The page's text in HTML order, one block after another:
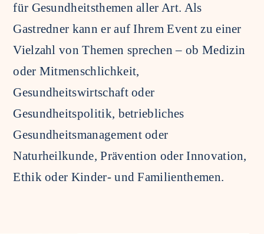
für Gesundheitsthemen aller Art. Als
Gastredner kann er auf Ihrem Event zu einer
Vielzahl von Themen sprechen – ob Medizin
oder Mitmenschlichkeit,
Gesundheitswirtschaft oder
Gesundheitspolitik, betriebliches
Gesundheitsmanagement oder
Naturheilkunde, Prävention oder Innovation,
Ethik oder Kinder- und Familienthemen.